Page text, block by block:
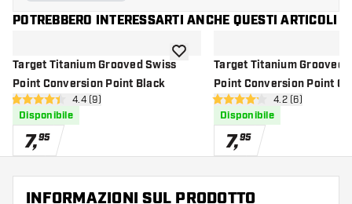
POTREBBERO INTERESSARTI ANCHE QUESTI ARTICOLI
Target Titanium Grooved Swiss
Point Conversion Point Black
apri pannello recensioni
4.4 stelle di valutazione
4.4 (9)
Disponibile
7,95
aggiungi alla lista dei desideri
Target Titanium Grooved
Point Conversion Point
apri pannello
4.2 stelle di valutazione
4.2 (6)
Disponibile
7,95
INFORMAZIONI SUL PRODOTTO